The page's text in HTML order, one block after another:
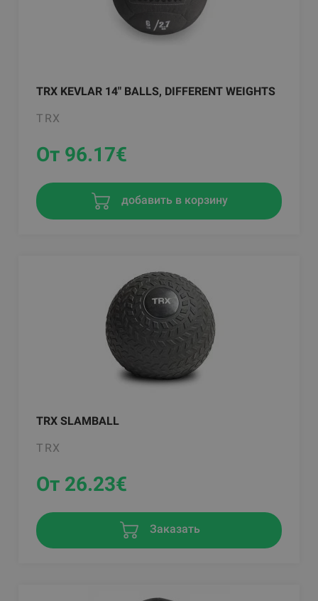
TRX KEVLAR 14" BALLS, DIFFERENT WEIGHTS
TRX
От 96.17€
добавить в корзину
TRX SLAMBALL
TRX
От 26.23€
Заказать